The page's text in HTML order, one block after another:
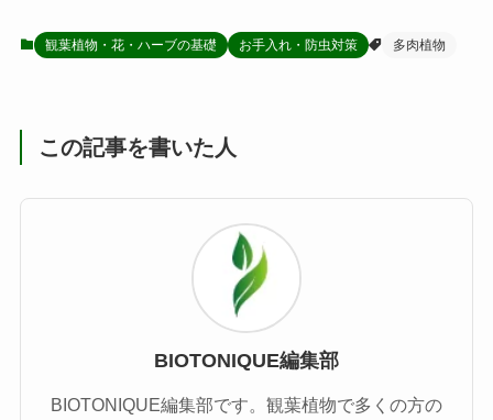
観葉植物・花・ハーブの基礎 お手入れ・防虫対策 多肉植物
この記事を書いた人
BIOTONIQUE編集部
BIOTONIQUE編集部です。観葉植物で多くの方の